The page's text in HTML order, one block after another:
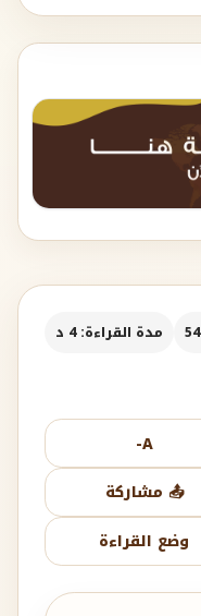
مدة القراءة: 4 د
A-
📤 مشاركة
وضع القراءة